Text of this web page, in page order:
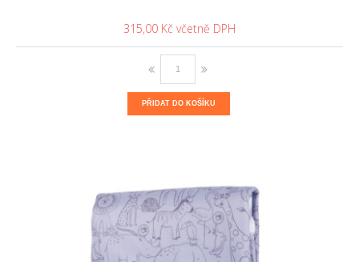
315,00 Kč
PŘIDAT DO KOŠÍKU